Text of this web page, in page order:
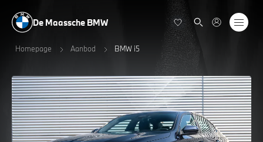
De Maassche BMW
Homepage Aanbod BMW i5